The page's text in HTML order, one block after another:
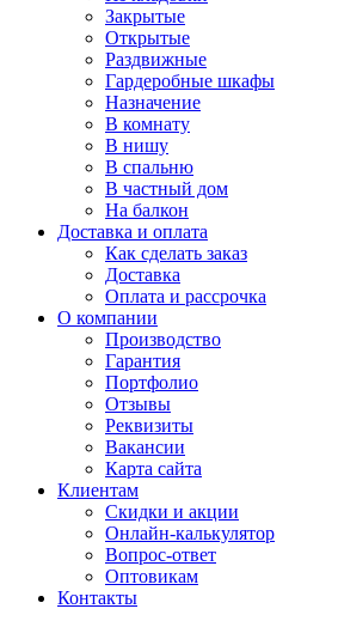
Закрытые
Открытые
Раздвижные
Гардеробные шкафы
Назначение
В комнату
В нишу
В спальню
В частный дом
На балкон
Доставка и оплата
Как сделать заказ
Доставка
Оплата и рассрочка
О компании
Производство
Гарантия
Портфолио
Отзывы
Реквизиты
Вакансии
Карта сайта
Клиентам
Скидки и акции
Онлайн-калькулятор
Вопрос-ответ
Оптовикам
Контакты